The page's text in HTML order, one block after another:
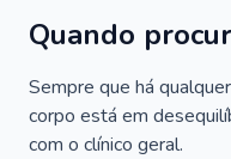
Quando
Sempre que há
corpo está em
com o clínico geral.